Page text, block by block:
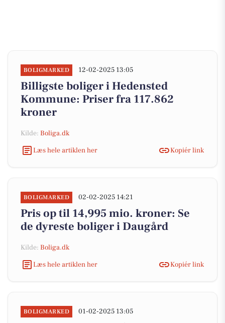
BOLIGMARKED 12-02-2025 13:05
Billigste boliger i Hedensted
Kommune: Priser fra 117.862
kroner
Kilde: Boliga.dk
Læs hele artiklen her
Kopiér link
BOLIGMARKED 02-02-2025 14:21
Pris op til 14,995 mio. kroner: Se
de dyreste boliger i Daugård
Kilde: Boliga.dk
Læs hele artiklen her
Kopiér link
BOLIGMARKED 01-02-2025 13:05